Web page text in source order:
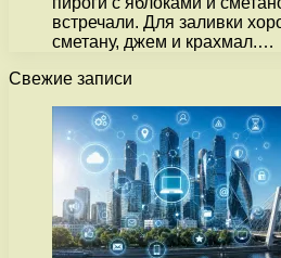
встречали. Для заливки
сметану, джем и крахмал.…
Свежие записи